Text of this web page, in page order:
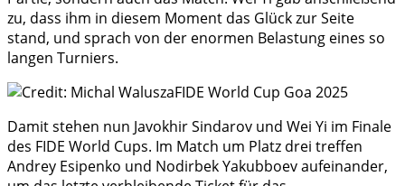
zu, dass ihm in diesem Moment das Glück zur Seite
stand, und sprach von der enormen Belastung eines so
langen Turniers.
Damit stehen nun Javokhir Sindarov und Wei Yi im Finale
des FIDE World Cups. Im Match um Platz drei treffen
Andrey Esipenko und Nodirbek Yakubboev aufeinander,